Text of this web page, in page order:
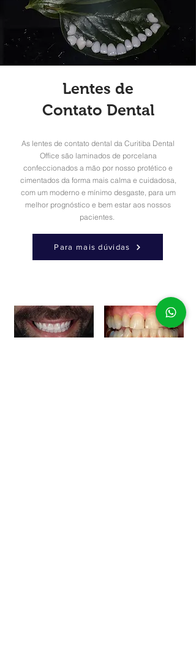
Lentes de
Contato Dental
As lentes de contato dental da Curitiba Dental
Office são laminados de porcelana
confeccionados a mão por nosso protético e
cimentados da forma mais calma e cuidadosa,
com um moderno e mínimo desgaste, para um
melhor prognóstico e bem estar aos nossos
pacientes.
Para mais dúvidas